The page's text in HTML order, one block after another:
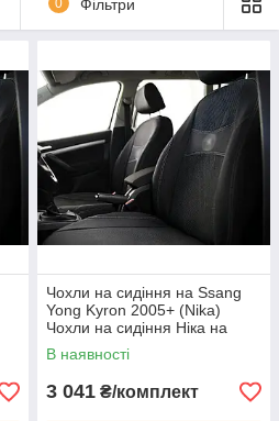
Фільтри
Чохли на сидіння на Ssang
Yong Kyron 2005+ (Nika)
Чохли на сидіння Ніка на
Санг Йонг Кайрон 2005+
В наявності
3 041 ₴/комплект